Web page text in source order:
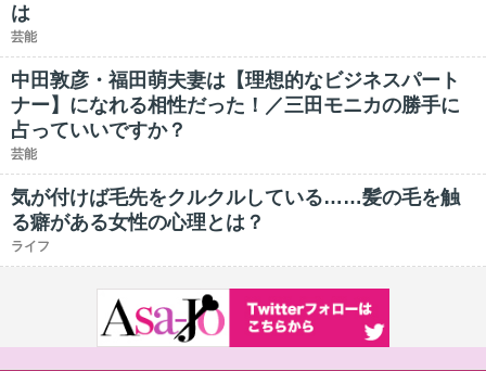
は
芸能
中田敦彦・福田萌夫妻は【理想的なビジネスパート
ナー】になれる相性だった！／三田モニカの勝手に
占っていいですか？
芸能
気が付けば毛先をクルクルしている……髪の毛を触
る癖がある女性の心理とは？
ライフ